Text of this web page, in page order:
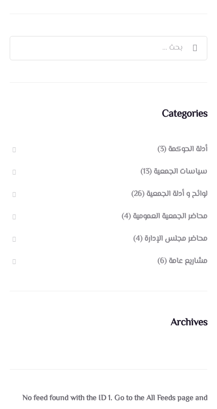
Categories
أدلة الحوكمة (3)
سياسات الجمعية (13)
لوائح و أدلة الجمعية (26)
محاضر الجمعية العمومية (4)
محاضر مجلس الإدارة (4)
مشاريع عامة (6)
Archives
No feed found with the ID 1. Go to theAll Feeds pageand